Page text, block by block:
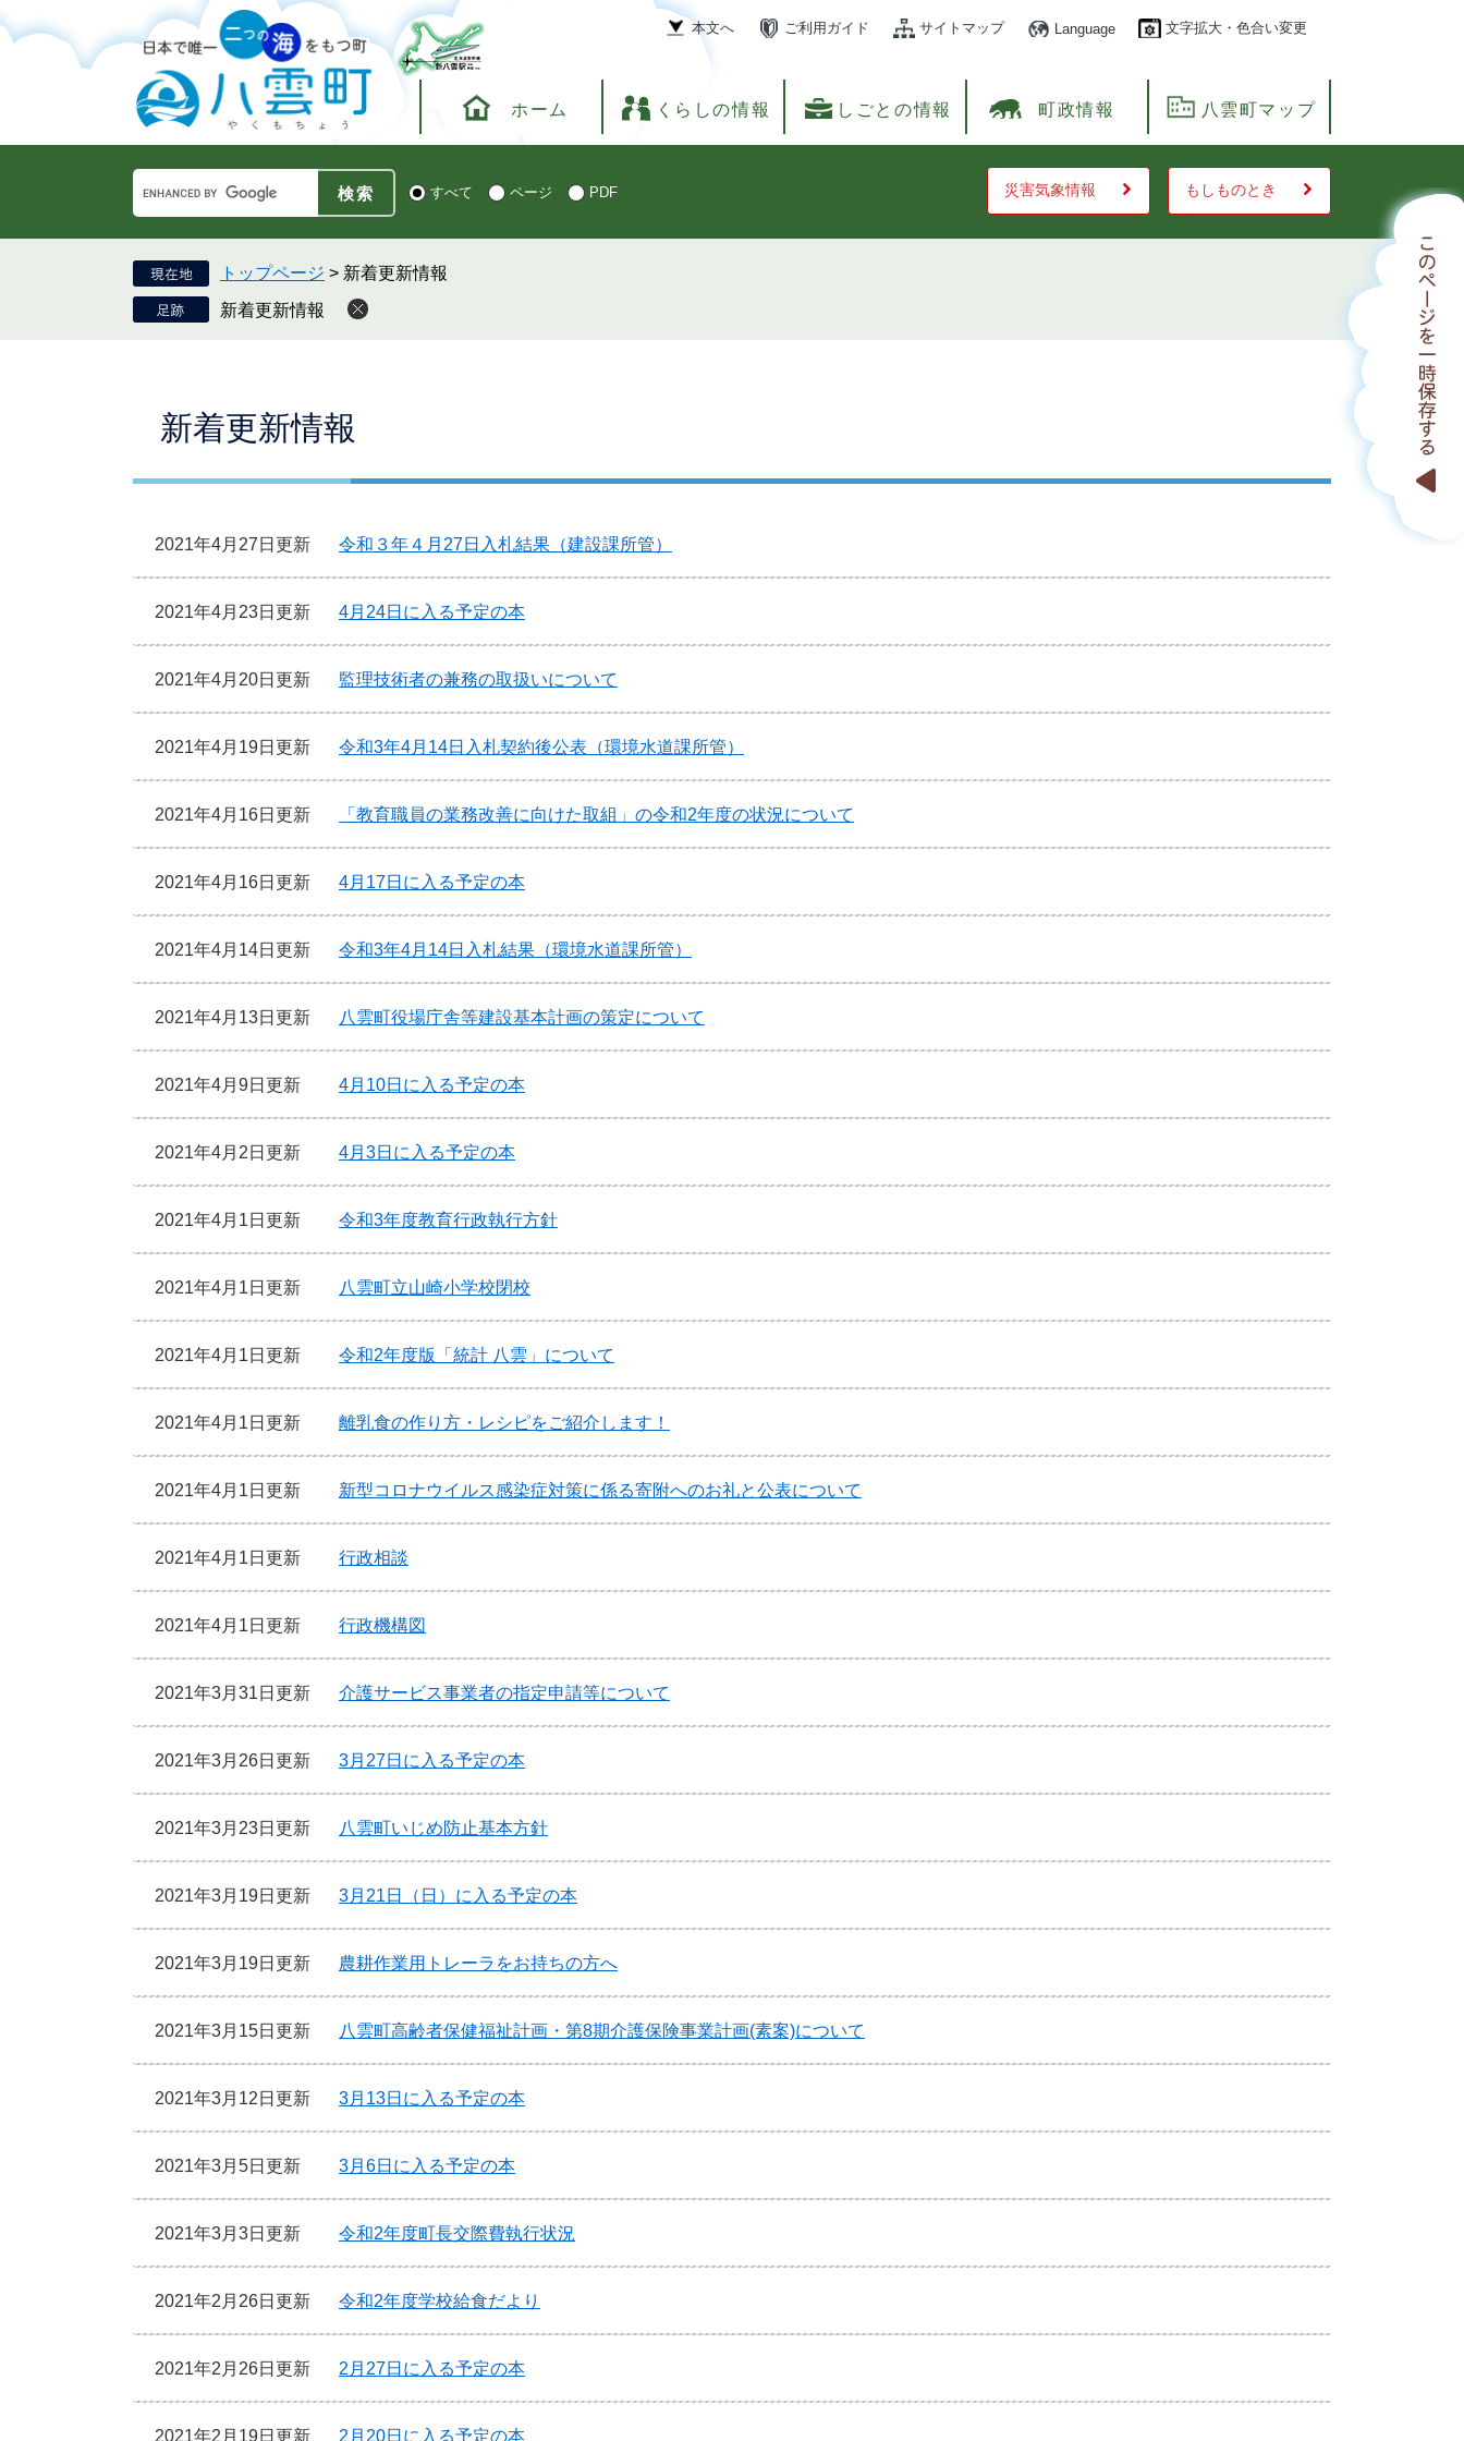
ー
で
ニ
ば
文
本文へ ご利用ガイド サイトマップ Language 文字拡大・色合い変更
ホーム くらしの情報 しごとの情報 町政情報 八雲町マップ
Google
カ
ス
タ
ム
検
検 すべて ページ PDF 災害気象情報 もしものとき
トップページ > 新着更新情報
新着更新情報
新着更新情報
2021年4月27日更新 令和３年４月27日入札結果（建設課所管）
2021年4月23日更新 4月24日に入る予定の本
2021年4月20日更新 監理技術者の兼務の取扱いについて
2021年4月19日更新 令和3年4月14日入札契約後公表（環境水道課所管）
2021年4月16日更新 「教育職員の業務改善に向けた取組」の令和2年度の状況について
2021年4月16日更新 4月17日に入る予定の本
2021年4月14日更新 令和3年4月14日入札結果（環境水道課所管）
2021年4月13日更新 八雲町役場庁舎等建設基本計画の策定について
2021年4月9日更新 4月10日に入る予定の本
2021年4月2日更新 4月3日に入る予定の本
2021年4月1日更新 令和3年度教育行政執行方針
2021年4月1日更新 八雲町立山崎小学校閉校
2021年4月1日更新 令和2年度版「統計 八雲」について
2021年4月1日更新 離乳食の作り方・レシピをご紹介します！
2021年4月1日更新 新型コロナウイルス感染症対策に係る寄附へのお礼と公表について
2021年4月1日更新 行政相談
2021年4月1日更新 行政機構図
2021年3月31日更新 介護サービス事業者の指定申請等について
2021年3月26日更新 3月27日に入る予定の本
2021年3月23日更新 八雲町いじめ防止基本方針
2021年3月19日更新 3月21日（日）に入る予定の本
2021年3月19日更新 農耕作業用トレーラをお持ちの方へ
2021年3月15日更新 八雲町高齢者保健福祉計画・第8期介護保険事業計画(素案)について
2021年3月12日更新 3月13日に入る予定の本
2021年3月5日更新 3月6日に入る予定の本
2021年3月3日更新 令和2年度町長交際費執行状況
2021年2月26日更新 令和2年度学校給食だより
2021年2月26日更新 2月27日に入る予定の本
2021年2月19日更新 2月20日に入る予定の本